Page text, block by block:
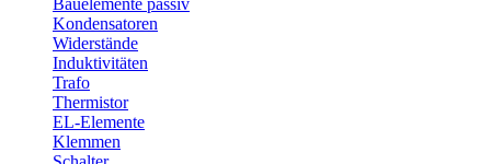
Bauelemente passiv
Kondensatoren
Widerstände
Induktivitäten
Trafo
Thermistor
EL-Elemente
Klemmen